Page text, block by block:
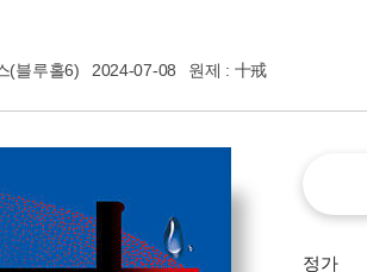
(블루홀6) 2024-07-08 원제 : 十戒
정가